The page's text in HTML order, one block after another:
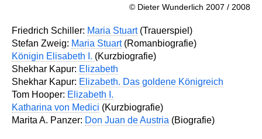
© Dieter Wunderlich 2007 / 2008
Friedrich Schiller: Maria Stuart(Trauerspiel)
Stefan Zweig: Maria Stuart(Romanbiografie)
Königin Elisabeth I. (Kurzbiografie)
Shekhar Kapur: Elizabeth
Shekhar Kapur: Elizabeth. Das goldene Königreich
Tom Hooper: Elizabeth I.
Katharina von Medici (Kurzbiografie)
Marita A. Panzer: Don Juan de Austria (Biografie)